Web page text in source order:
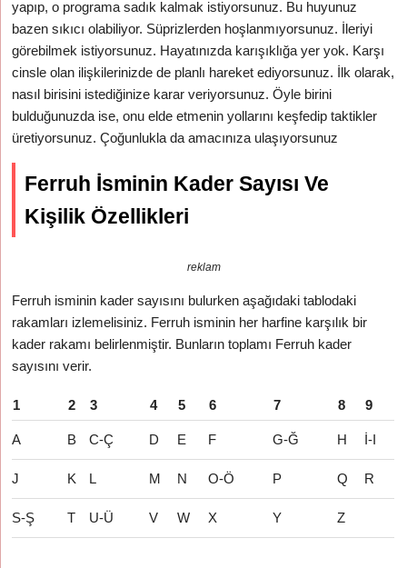
yapıp, o programa sadık kalmak istiyorsunuz. Bu huyunuz
bazen sıkıcı olabiliyor. Süprizlerden hoşlanmıyorsunuz. İleriyi
görebilmek istiyorsunuz. Hayatınızda karışıklığa yer yok. Karşı
cinsle olan ilişkilerinizde de planlı hareket ediyorsunuz. İlk olarak,
nasıl birisini istediğinize karar veriyorsunuz. Öyle birini
bulduğunuzda ise, onu elde etmenin yollarını keşfedip taktikler
üretiyorsunuz. Çoğunlukla da amacınıza ulaşıyorsunuz
Ferruh İsminin Kader Sayısı Ve
Kişilik Özellikleri
reklam
Ferruh isminin kader sayısını bulurken aşağıdaki tablodaki
rakamları izlemelisiniz. Ferruh isminin her harfine karşılık bir
kader rakamı belirlenmiştir. Bunların toplamı Ferruh kader
sayısını verir.
1 2 3 4 5 6 7 8 9
A B C-Ç D E F G-Ğ H İ-I
J K L M N O-Ö P Q R
S-Ş T U-Ü V W X Y Z